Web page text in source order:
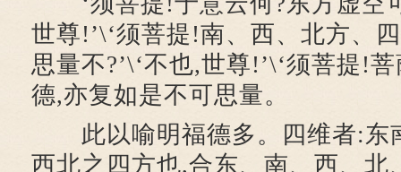
世尊!’\‘须菩提!南、西、北方、
思量不?’\‘不也,世尊!’\‘须菩提!
德,亦复如是不可思量。
此以喻明福德多。四维者:东
西北之四方也,合东、南、西、北